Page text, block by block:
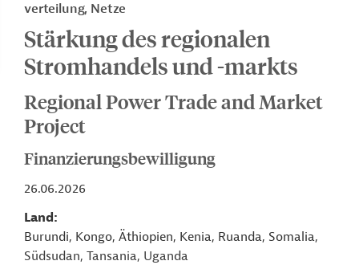
verteilung, Netze
Stärkung des regionalen
Stromhandels und -markts
Regional Power Trade and Market
Project
Finanzierungsbewilligung
26.06.2026
Land
Burundi, Kongo, Äthiopien, Kenia, Ruanda, Somalia,
Südsudan, Tansania, Uganda